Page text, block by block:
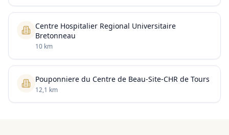
Centre Hospitalier Regional Universitaire
Bretonneau
10 km
Pouponniere du Centre de Beau-Site-CHR de Tours
12,1 km